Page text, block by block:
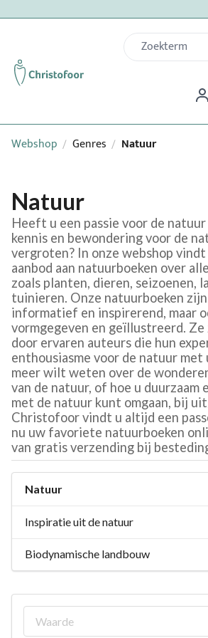
Webshop / Genres / Natuur
Natuur
Heeft u een passie voor de
kennis en bewondering voor de
vergroten? In onze webshop
aanbod aan natuurboeken over
zoals planten, dieren, seizoenen,
tuinieren. Onze natuurboeken
informatief en inspirerend, maar
vormgegeven en geïllustreerd. Ze
door ervaren auteurs die hun
enthousiasme voor de natuur met
meer wilt weten over de
van de natuur, of hoe u duurzaam
met de natuur kunt omgaan, bij
Christofoor vindt u altijd een
nu uw favoriete natuurboeken
van gratis verzending bij
Natuur
Inspiratie uit de natuur
Biodynamische landbouw